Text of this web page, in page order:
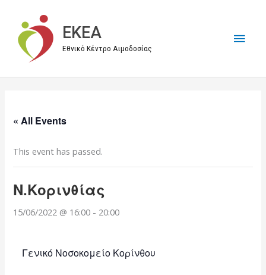
περιεχόμενο
EKEA
Εθνικό Κέντρο Αιμοδοσίας
« All Events
This event has passed.
Ν.Κορινθίας
15/06/2022 @ 16:00 - 20:00
Γενικό Νοσοκομείο Κορίνθου